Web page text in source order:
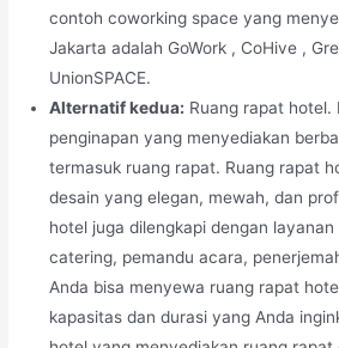
contoh coworking space yang
Jakarta adalah GoWork , CoHive ,
UnionSPACE.
Alternatif kedua: Ruang rapat
penginapan yang menyediakan
termasuk ruang rapat. Ruang rapat
desain yang elegan, mewah, dan
hotel juga dilengkapi dengan
catering, pemandu acara,
Anda bisa menyewa ruang rapat
kapasitas dan durasi yang Anda